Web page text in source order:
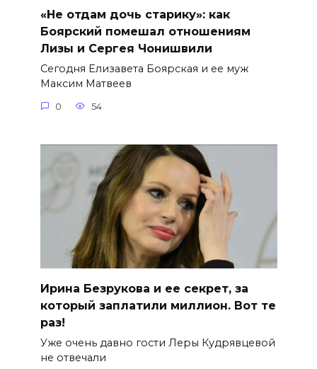
«Не отдам дочь старику»: как
Боярский помешал отношениям
Лизы и Сергея Чонишвили
Сегодня Елизавета Боярская и ее муж
Максим Матвеев
0 54
Ирина Безрукова и ее секрет, за
который заплатили миллион. Вот те
раз!
Уже очень давно гости Леры Кудрявцевой
не отвечали